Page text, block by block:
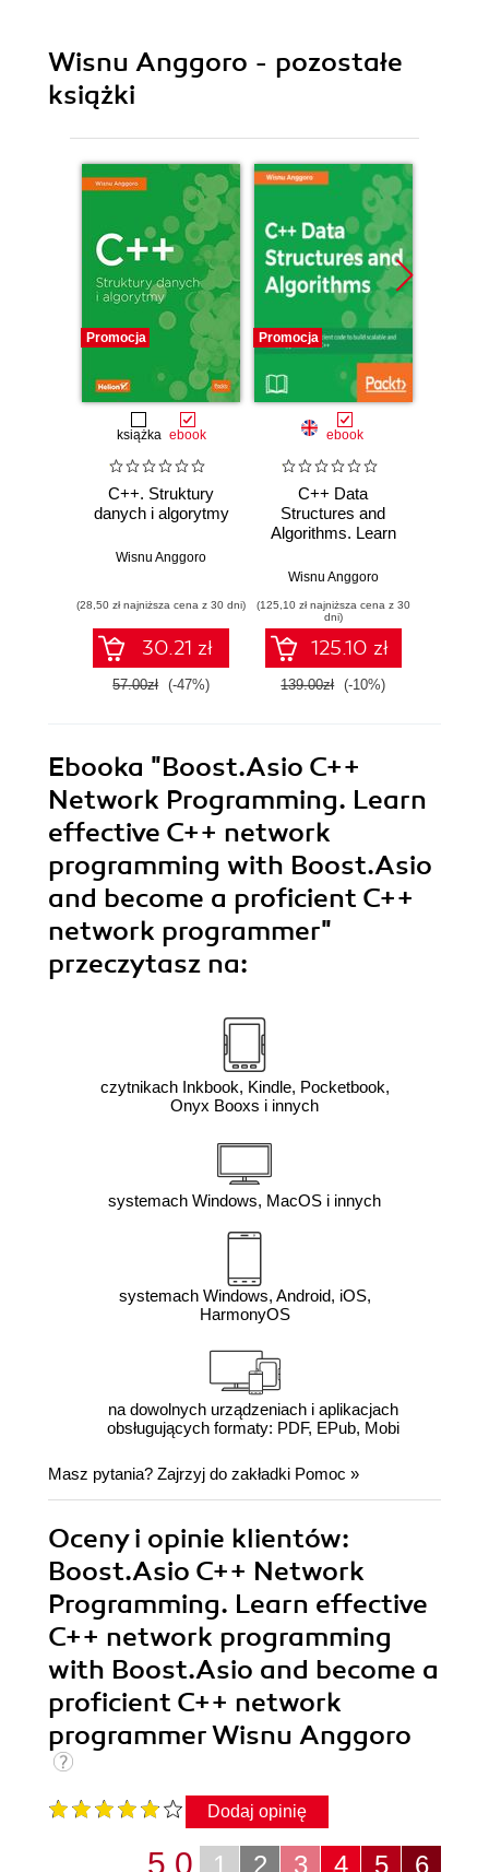
Wisnu Anggoro - pozostałe
książki
Promocja
książka ebook
C++. Struktury
danych i algorytmy
Wisnu Anggoro
(28,50 zł najniższa cena z 30 dni)
30.21 zł
57.00zł (-47%)
Promocja
ebook
C++ Data
Structures and
Algorithms. Learn
efficient code to
robust applications
in C++
Wisnu Anggoro
(125,10 zł najniższa cena z 30
dni)
125.10 zł
139.00zł (-10%)
Ebooka "Boost.Asio C++
Network Programming. Learn
effective C++ network
programming with Boost.Asio
and become a proficient C++
network programmer"
przeczytasz na:
czytnikach Inkbook, Kindle, Pocketbook,
Onyx Booxs i innych
systemach Windows, MacOS i innych
systemach Windows, Android, iOS,
HarmonyOS
na dowolnych urządzeniach i aplikacjach
obsługujących formaty: PDF, EPub, Mobi
Masz pytania? Zajrzyj do zakładki Pomoc »
Oceny i opinie klientów:
Boost.Asio C++ Network
Programming. Learn effective
C++ network programming
with Boost.Asio and become a
proficient C++ network
programmer Wisnu Anggoro
Dodaj opinię
6
5
4
3
2
1
5.0